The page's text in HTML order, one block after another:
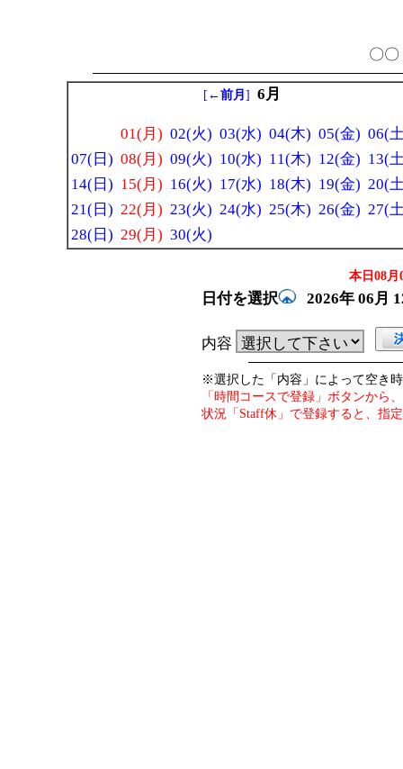
〇
[ ←前月 ] 6月
01(月) 02(火) 03(水) 04(木) 05(金) 06(
07(日) 08(月) 09(火) 10(水) 11(木) 12(金) 13(
14(日) 15(月) 16(火) 17(水) 18(木) 19(金) 20(
21(日) 22(月) 23(火) 24(水) 25(木) 26(金) 27(
28(日) 29(月) 30(火)
本日08月
日付を選択 2026年 06月
内容
※選択した「内容」によって空き
「時間コースで登録」ボタンから
状況「Staff休」で登録すると、指